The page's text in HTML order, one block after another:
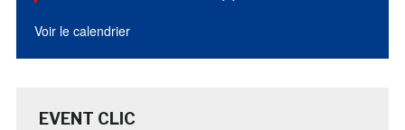
Voir le calendrier
EVENT CLIC